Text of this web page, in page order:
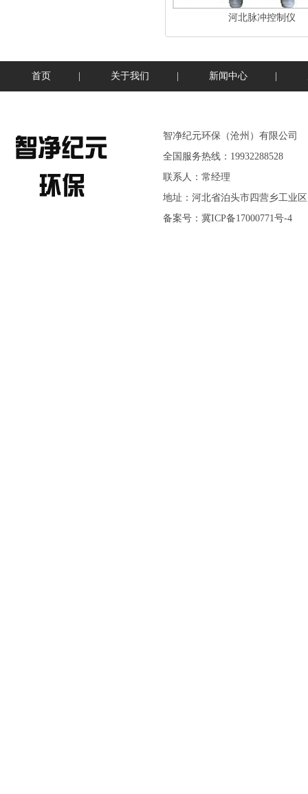
河北脉冲控制仪
首页 关于我们 新闻中心
智净纪元环保（沧州）有限公司
全国服务热线：19932288528
联系人：常经理
地址：河北省泊头市四营乡工业区
备案号： 冀ICP备17000771号-4